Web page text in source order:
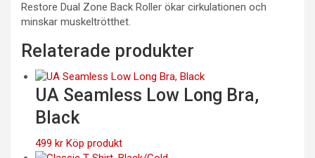
Restore Dual Zone Back Roller ökar cirkulationen och
minskar muskeltrötthet.
Relaterade produkter
UA Seamless Low Long Bra,
Black
499 kr Köp produkt